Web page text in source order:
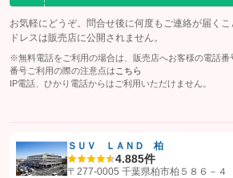
お気軽にどうぞ。問合せ後に何度もご連絡が届く
ドレスは販売店に公開されません。
※無料電話をご利用の場合は、販売店へお客様の電話番
番号ご利用の際の注意点は こちら
IP電話、ひかり電話からはご利用いただけません。
【STEP1】認証画面でグーネットを友だち追加し
ＳＵＶ ＬＡＮＤ 柏
4.885件
〒277-0005 千葉県柏市柏５８６－４